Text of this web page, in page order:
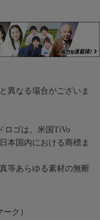
異なる場合がございま
ロゴは、米国TiVo
本国内における商標ま
等あらゆる素材の無断
ク）